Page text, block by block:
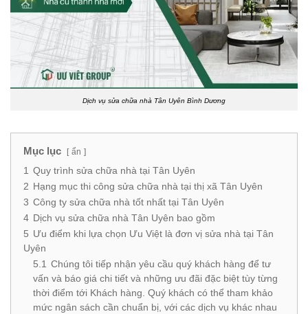
Dịch vụ sửa chữa nhà Tân Uyên Bình Dương
Mục lục ẩn
1 Quy trình sửa chữa nhà tại Tân Uyên
2 Hạng mục thi công sửa chữa nhà tại thị xã Tân Uyên
3 Công ty sửa chữa nhà tốt nhất tại Tân Uyên
4 Dịch vụ sửa chữa nhà Tân Uyên bao gồm
5 Ưu điểm khi lựa chọn Ưu Việt là đơn vị sửa nhà tại Tân
Uyên
5.1 Chúng tôi tiếp nhận yêu cầu quý khách hàng để tư
vấn và báo giá chi tiết và những ưu đãi đặc biệt tùy từng
thời điểm tới Khách hàng. Quý khách có thể tham khảo
mức ngân sách cần chuẩn bị, với các dịch vụ khác nhau